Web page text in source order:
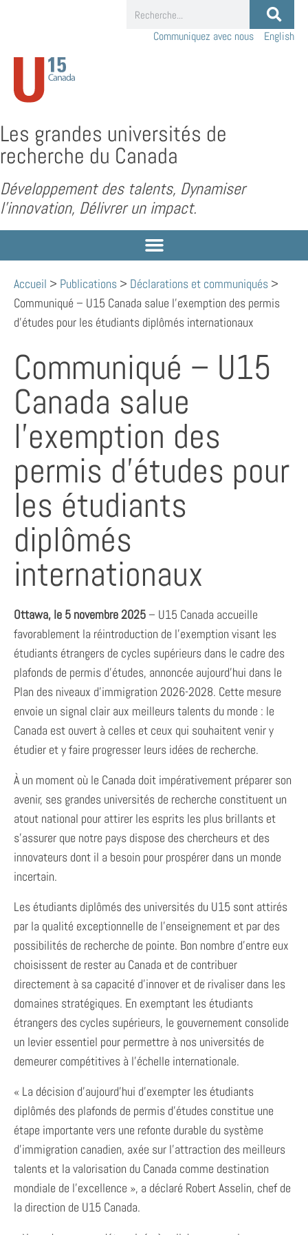
Communiquez avec nous English
Les grandes universités de
recherche du Canada
Développement des talents, Dynamiser
l’innovation, Délivrer un impact.
Accueil > Publications > Déclarations et communiqués >
Communiqué – U15 Canada salue l’exemption des permis
d’études pour les étudiants diplômés internationaux
Communiqué – U15
Canada salue
l’exemption des
permis d’études pour
les étudiants
diplômés
internationaux
Ottawa, le 5 novembre 2025 – U15 Canada accueille
favorablement la réintroduction de l’exemption visant les
étudiants étrangers de cycles supérieurs dans le cadre des
plafonds de permis d’études, annoncée aujourd’hui dans le
Plan des niveaux d’immigration 2026-2028. Cette mesure
envoie un signal clair aux meilleurs talents du monde : le
Canada est ouvert à celles et ceux qui souhaitent venir y
étudier et y faire progresser leurs idées de recherche.
À un moment où le Canada doit impérativement préparer son
avenir, ses grandes universités de recherche constituent un
atout national pour attirer les esprits les plus brillants et
s’assurer que notre pays dispose des chercheurs et des
innovateurs dont il a besoin pour prospérer dans un monde
incertain.
Les étudiants diplômés des universités du U15 sont attirés
par la qualité exceptionnelle de l’enseignement et par des
possibilités de recherche de pointe. Bon nombre d’entre eux
choisissent de rester au Canada et de contribuer
directement à sa capacité d’innover et de rivaliser dans les
domaines stratégiques. En exemptant les étudiants
étrangers des cycles supérieurs, le gouvernement consolide
un levier essentiel pour permettre à nos universités de
demeurer compétitives à l’échelle internationale.
« La décision d’aujourd’hui d’exempter les étudiants
diplômés des plafonds de permis d’études constitue une
étape importante vers une refonte durable du système
d’immigration canadien, axée sur l’attraction des meilleurs
talents et la valorisation du Canada comme destination
mondiale de l’excellence », a déclaré Robert Asselin, chef de
la direction de U15 Canada.